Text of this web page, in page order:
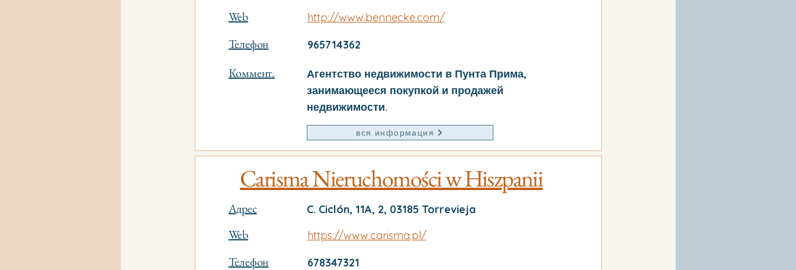
Web
Телефон
Коммент.
http://www.bennecke.com/
965714362
Агентство недвижимости в Пунта Прима,
занимающееся покупкой и продажей
недвижимости.
вся информация
Carisma Nieruchomości w Hiszpanii
Адрес
Web
Телефон
C. Ciclón, 11A, 2, 03185 Torrevieja
https://www.carisma.pl/
678347321